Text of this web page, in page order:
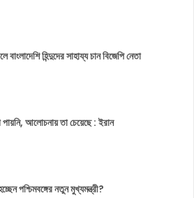
হিন্দুদের সাহায্য চান বিজেপি নেতা
পায়নি, আলোচনায় তা চেয়েছে : ইরান
পশ্চিমবঙ্গের নতুন মুখ্যমন্ত্রী?